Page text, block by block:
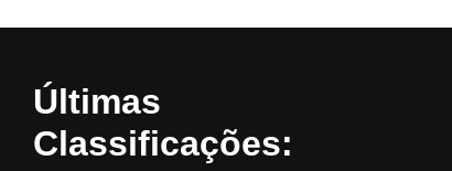
Últimas
Classificações: